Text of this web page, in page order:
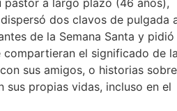
dos clavos de pulgada
de la Semana Santa y pidió
compartieran el significado de
sus amigos, o historias
sus propias vidas, incluso en el